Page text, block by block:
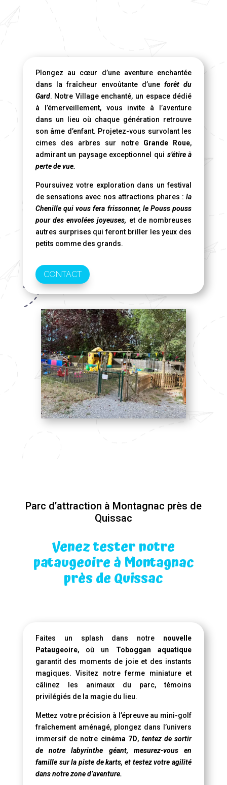
Plongez au cœur d’une aventure enchantée
dans la fraîcheur envoûtante d’uneforêt du
Gard. Notre Village enchanté, un espace dédié
à l’émerveillement, vous invite à l’aventure
dans un lieu où chaque génération retrouve
son âme d’enfant. Projetez-vous survolant les
cimes des arbres sur notre Grande Roue,
admirant un paysage exceptionnel qui s’étire à
perte de vue.
Poursuivez votre exploration dans un festival
de sensations avec nos attractions phares :la
Chenille qui vous fera frissonner, le Pouss pouss
pour des envolées joyeuses, et de nombreuses
autres surprises qui feront briller les yeux des
petits comme des grands.
CONTACT
Parc d’attraction à Montagnac près de
Quissac
Venez tester notre
pataugeoire à Montagnac
près de Quissac
Faites un splash dans notre nouvelle
Pataugeoire, où un Toboggan aquatique
garantit des moments de joie et des instants
magiques. Visitez notre ferme miniature et
câlinez les animaux du parc, témoins
privilégiés de la magie du lieu.
Mettez votre précision à l’épreuve au mini-golf
fraîchement aménagé, plongez dans l’univers
immersif de notre cinéma 7D, tentez de sortir
de notre labyrinthe géant, mesurez-vous en
famille sur la piste de karts, et testez votre agilité
dans notre zone d’aventure.